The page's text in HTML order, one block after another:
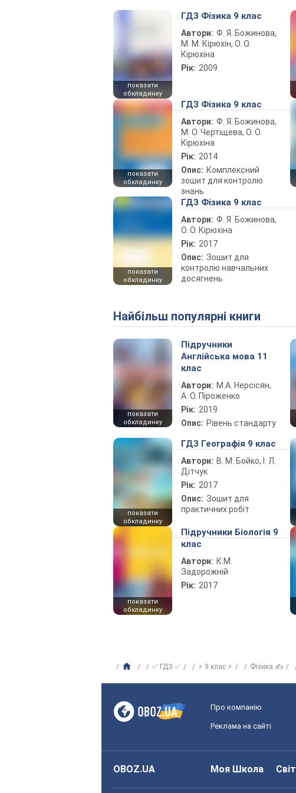
показати
обкладинку
ГДЗ Фізика 9 клас
Автори: Ф. Я. Божинова,
М. М. Кірюхін, О. О.
Кірюхіна
Рік: 2009
показати
обкладинку
ГДЗ Фізика 9 клас
Автори: Ф. Я. Божинова,
М. О. Чертіщева, О. О.
Кірюхіна
Рік: 2014
Опис: Комплексний
зошит для контролю
знань
показати
обкладинку
ГДЗ Фізика 9 клас
Автори: Ф. Я. Божинова,
О. О. Кірюхіна
Рік: 2017
Опис: Зошит для
контролю навчальних
досягнень
Найбільш популярні книги
показати
обкладинку
Підручники
Англійська мова 11
клас
Автори: М.А. Нерсісян,
А. О. Піроженко
Рік: 2019
Опис: Рівень стандарту
показати
обкладинку
ГДЗ Географія 9 клас
Автори: В. М. Бойко, І. Л.
Дітчук
Рік: 2017
Опис: Зошит для
практичних робіт
показати
обкладинку
Підручники Біологія 9
клас
Автори: К.М.
Задорожній
Рік: 2017
✅ ГДЗ ✅ ⚡ 9 клас ⚡ Фізика ✍
Про компанію
Реклама на сайті
OBOZ.UA Моя Школа Світ